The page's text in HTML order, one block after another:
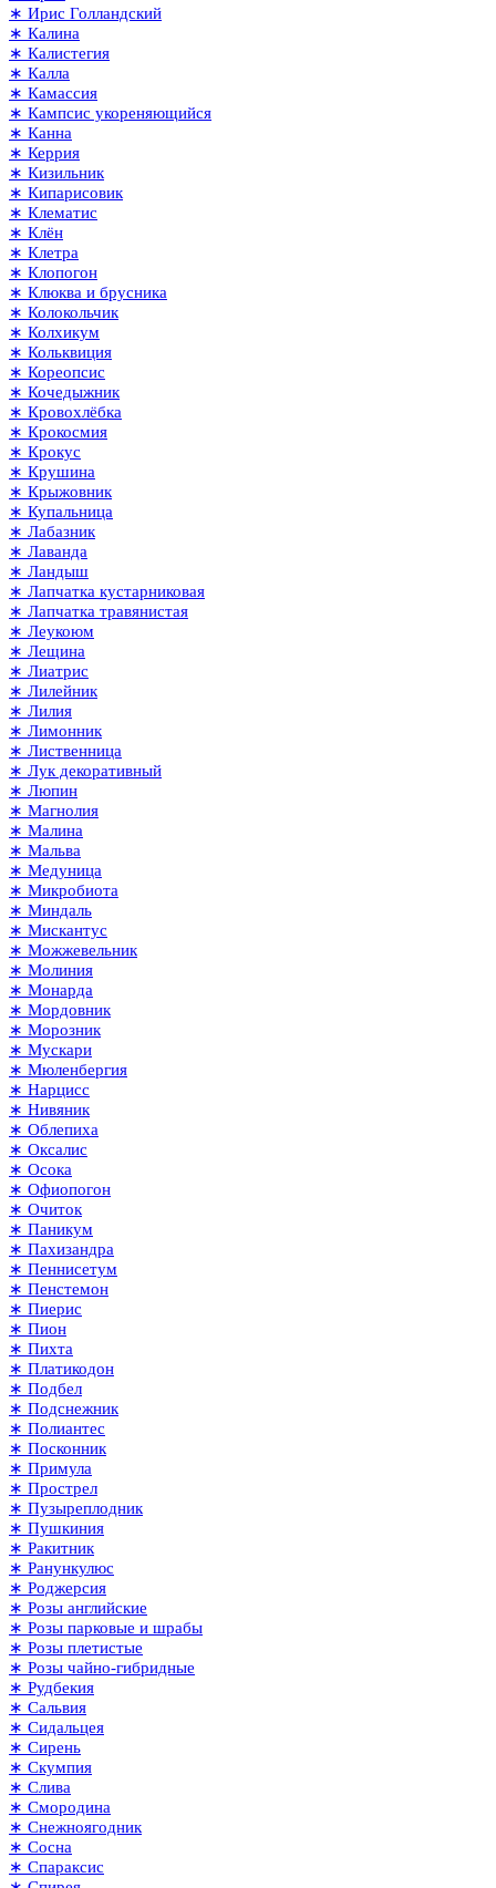
∗ Ирис Голландский
∗ Калина
∗ Калистегия
∗ Калла
∗ Камассия
∗ Кампсис укореняющийся
∗ Канна
∗ Керрия
∗ Кизильник
∗ Кипарисовик
∗ Клематис
∗ Клён
∗ Клетра
∗ Клопогон
∗ Клюква и брусника
∗ Колокольчик
∗ Колхикум
∗ Кольквиция
∗ Кореопсис
∗ Кочедыжник
∗ Кровохлёбка
∗ Крокосмия
∗ Крокус
∗ Крушина
∗ Крыжовник
∗ Купальница
∗ Лабазник
∗ Лаванда
∗ Ландыш
∗ Лапчатка кустарниковая
∗ Лапчатка травянистая
∗ Леукоюм
∗ Лещина
∗ Лиатрис
∗ Лилейник
∗ Лилия
∗ Лимонник
∗ Лиственница
∗ Лук декоративный
∗ Люпин
∗ Магнолия
∗ Малина
∗ Мальва
∗ Медуница
∗ Микробиота
∗ Миндаль
∗ Мискантус
∗ Можжевельник
∗ Молиния
∗ Монарда
∗ Мордовник
∗ Морозник
∗ Мускари
∗ Мюленбергия
∗ Нарцисс
∗ Нивяник
∗ Облепиха
∗ Оксалис
∗ Осока
∗ Офиопогон
∗ Очиток
∗ Паникум
∗ Пахизандра
∗ Пеннисетум
∗ Пенстемон
∗ Пиерис
∗ Пион
∗ Пихта
∗ Платикодон
∗ Подбел
∗ Подснежник
∗ Полиантес
∗ Посконник
∗ Примула
∗ Прострел
∗ Пузыреплодник
∗ Пушкиния
∗ Ракитник
∗ Ранункулюс
∗ Роджерсия
∗ Розы английские
∗ Розы парковые и шрабы
∗ Розы плетистые
∗ Розы чайно-гибридные
∗ Рудбекия
∗ Сальвия
∗ Сидальцея
∗ Сирень
∗ Скумпия
∗ Слива
∗ Смородина
∗ Снежноягодник
∗ Сосна
∗ Спараксис